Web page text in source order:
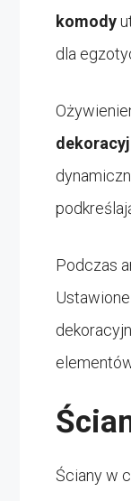
komody
dla
Podczas
Ściany w